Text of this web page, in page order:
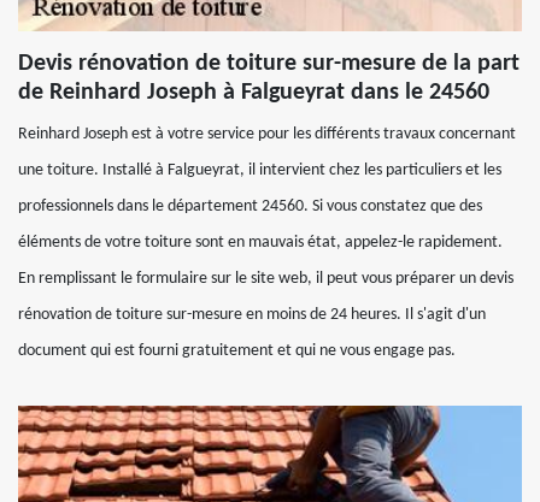
Devis rénovation de toiture sur-mesure de la part
de Reinhard Joseph à Falgueyrat dans le 24560
Reinhard Joseph est à votre service pour les différents travaux concernant
une toiture. Installé à Falgueyrat, il intervient chez les particuliers et les
professionnels dans le département 24560. Si vous constatez que des
éléments de votre toiture sont en mauvais état, appelez-le rapidement.
En remplissant le formulaire sur le site web, il peut vous préparer un devis
rénovation de toiture sur-mesure en moins de 24 heures. Il s'agit d'un
document qui est fourni gratuitement et qui ne vous engage pas.